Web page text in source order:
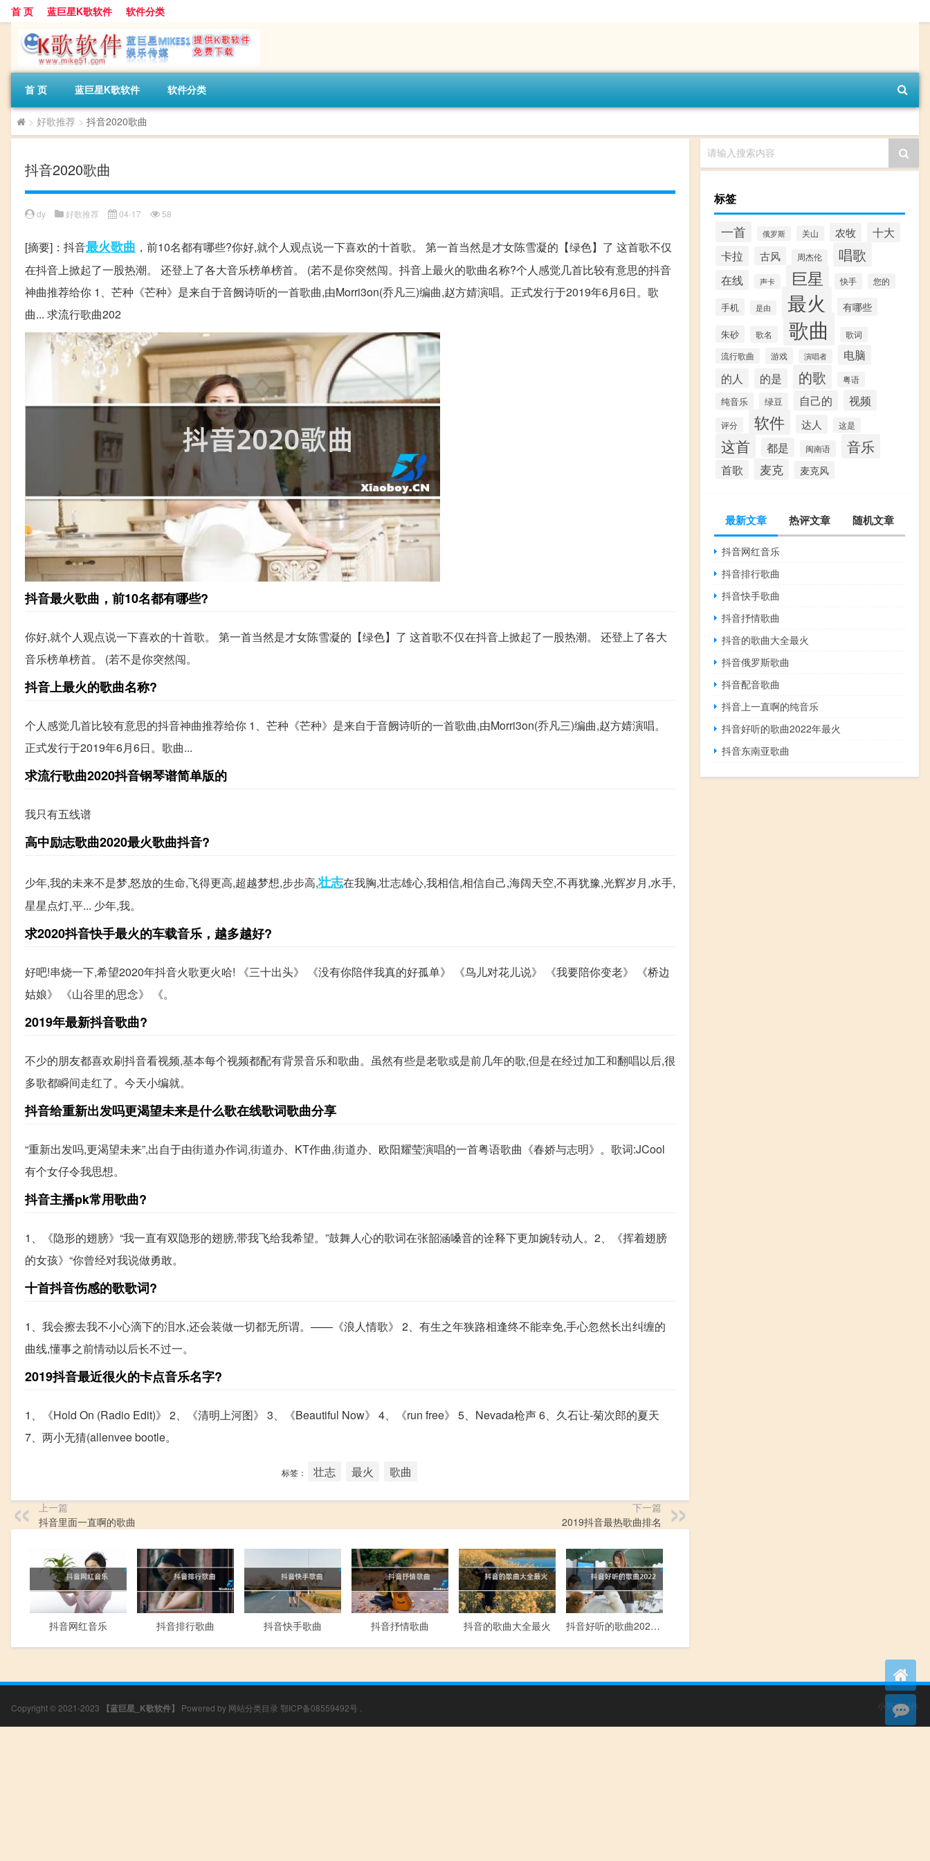
首 页 蓝巨星K歌软件 软件分类
首 页 蓝巨星K歌软件 软件分类
> 好歌推荐 > 抖音2020歌曲
抖音2020歌曲
dy 好歌推荐 04-17 58
[摘要]：抖音最火歌曲 ，前10名都有哪些?你好,就个人观点说一下喜欢的十首歌。 第一首当然是才女陈雪凝的【绿色】了 这首歌不仅
在抖音上掀起了一股热潮。 还登上了各大音乐榜单榜首。 (若不是你突然闯。抖音上最火的歌曲名称?个人感觉几首比较有意思的抖音
神曲推荐给你 1、芒种《芒种》是来自于音阙诗听的一首歌曲,由Morri3on(乔凡三)编曲,赵方婧演唱。正式发行于2019年6月6日。歌
曲... 求流行歌曲202
抖音最火歌曲，前10名都有哪些?
你好,就个人观点说一下喜欢的十首歌。 第一首当然是才女陈雪凝的【绿色】了 这首歌不仅在抖音上掀起了一股热潮。 还登上了各大
音乐榜单榜首。 (若不是你突然闯。
抖音上最火的歌曲名称?
个人感觉几首比较有意思的抖音神曲推荐给你 1、芒种《芒种》是来自于音阙诗听的一首歌曲,由Morri3on(乔凡三)编曲,赵方婧演唱。
正式发行于2019年6月6日。歌曲...
求流行歌曲2020抖音钢琴谱简单版的
我只有五线谱
高中励志歌曲2020最火歌曲抖音?
少年,我的未来不是梦,怒放的生命,飞得更高,超越梦想,步步高,壮志在我胸,壮志雄心,我相信,相信自己,海阔天空,不再犹豫,光辉岁月,水手,
星星点灯,平... 少年,我。
求2020抖音快手最火的车载音乐，越多越好?
好吧!串烧一下,希望2020年抖音火歌更火哈! 《三十出头》 《没有你陪伴我真的好孤单》 《鸟儿对花儿说》 《我要陪你变老》 《桥边
姑娘》 《山谷里的思念》 《。
2019年最新抖音歌曲?
不少的朋友都喜欢刷抖音看视频,基本每个视频都配有背景音乐和歌曲。虽然有些是老歌或是前几年的歌,但是在经过加工和翻唱以后,很
多歌都瞬间走红了。今天小编就。
抖音给重新出发吗更渴望未来是什么歌在线歌词歌曲分享
“重新出发吗,更渴望未来”,出自于由街道办作词,街道办、KT作曲,街道办、欧阳耀莹演唱的一首粤语歌曲《春娇与志明》。歌词:JCool
有个女仔令我思想。
抖音主播pk常用歌曲?
1、《隐形的翅膀》“我一直有双隐形的翅膀,带我飞给我希望。”鼓舞人心的歌词在张韶涵嗓音的诠释下更加婉转动人。2、《挥着翅膀
的女孩》“你曾经对我说做勇敢。
十首抖音伤感的歌歌词?
1、我会擦去我不小心滴下的泪水,还会装做一切都无所谓。——《浪人情歌》 2、有生之年狭路相逢终不能幸免,手心忽然长出纠缠的
曲线,懂事之前情动以后长不过一。
2019抖音最近很火的卡点音乐名字?
1、《Hold On (Radio Edit)》 2、《清明上河图》 3、《Beautiful Now》 4、《run free》 5、Nevada枪声 6、久石让-菊次郎的夏天
7、两小无猜(allenvee bootle。
标签： 壮志 最火 歌曲
上一篇
抖音里面一直啊的歌曲
下一篇
2019抖音最热歌曲排名
抖音网红音乐 抖音排行歌曲 抖音快手歌曲 抖音抒情歌曲 抖音的歌曲大全最火 抖音好听的歌曲2022年最火
请输入搜索内容
标签
一首 俄罗斯 关山 农牧
十大
卡拉
古风 周杰伦 唱歌
在线 声卡 巨星 快手 您的
手机 是由 最火 有哪些
朱砂 歌名 歌曲
歌词
流行歌曲
游戏 演唱者 电脑
的人 的是 的歌 粤语
纯音乐 绿豆 自己的 视频
评分 软件 达人 这是
这首 都是 闽南语 音乐
首歌 麦克 麦克风
最新文章 热评文章 随机文章
抖音网红音乐
抖音排行歌曲
抖音快手歌曲
抖音抒情歌曲
抖音的歌曲大全最火
抖音俄罗斯歌曲
抖音配音歌曲
抖音上一直啊的纯音乐
抖音好听的歌曲2022年最火
抖音东南亚歌曲
Copyright © 2021-2023 【蓝巨星_K歌软件】 Powered by 网站分类目录 鄂ICP备08559492号 小男孩制作